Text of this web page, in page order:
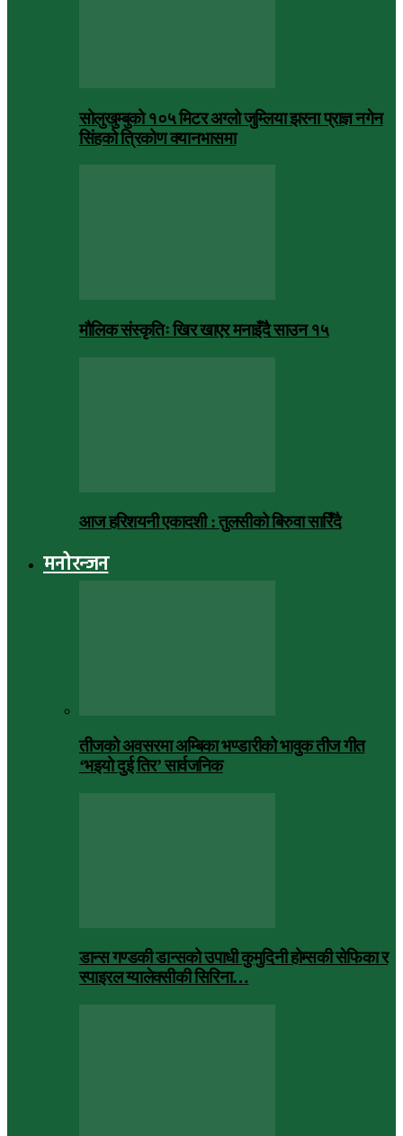
सोलुखुम्बुको १०५ मिटर अग्लो जुम्लिया झरना प्राज्ञ नगेन
सिंहको त्रिकोण क्यानभासमा
मौलिक संस्कृतिः खिर खाएर मनाइँदै साउन १५
आज हरिशयनी एकादशी : तुलसीको बिरुवा सारिँदै
मनोरन्जन
तीजको अवसरमा अम्बिका भण्डारीको भावुक तीज गीत
‘भइयो दुई तिर’ सार्वजनिक
डान्स गण्डकी डान्सको उपाधी कुमुदिनी होम्सकी सेफिका र
स्पाइरल ग्यालेक्सीकी सिरिना…